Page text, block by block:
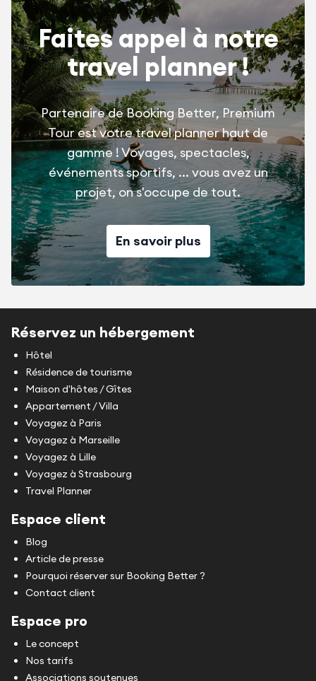
Faites appel à notre
travel planner !
Partenaire de Booking Better, Premium
Tour est votre travel planner haut de
gamme ! Voyages, spectacles,
événements sportifs, ... vous avez un
projet, on s'occupe de tout.
En savoir plus
Réservez un hébergement
Hôtel
Résidence de tourisme
Maison d'hôtes / Gîtes
Appartement / Villa
Voyagez à Paris
Voyagez à Marseille
Voyagez à Lille
Voyagez à Strasbourg
Travel Planner
Espace client
Blog
Article de presse
Pourquoi réserver sur Booking Better ?
Contact client
Espace pro
Le concept
Nos tarifs
Associations soutenues